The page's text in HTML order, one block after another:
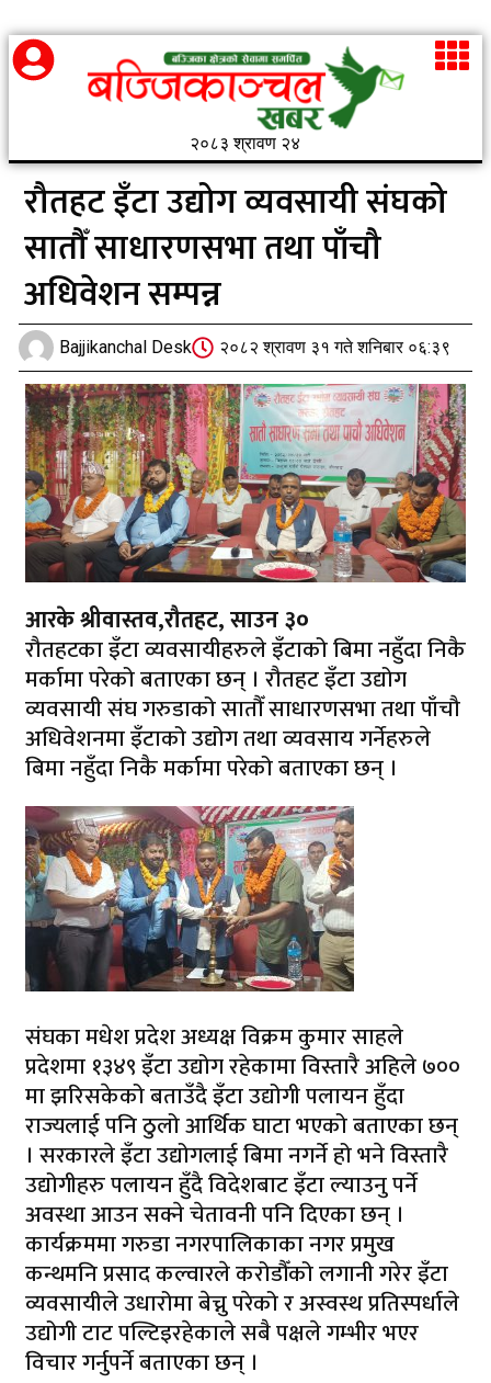
२०८३ श्रावण २४
रौतहट इँटा उद्योग व्यवसायी संघको
सातौँ साधारणसभा तथा पाँचौ
अधिवेशन सम्पन्न
Bajjikanchal Desk २०८२ श्रावण ३१ गते शनिबार ०६:३९
आरके श्रीवास्तव,रौतहट, साउन ३०
रौतहटका इँटा व्यवसायीहरुले इँटाको बिमा नहुँदा निकै
मर्कामा परेको बताएका छन् । रौतहट इँटा उद्योग
व्यवसायी संघ गरुडाको सातौँ साधारणसभा तथा पाँचौ
अधिवेशनमा इँटाको उद्योग तथा व्यवसाय गर्नेहरुले
बिमा नहुँदा निकै मर्कामा परेको बताएका छन् ।
संघका मधेश प्रदेश अध्यक्ष विक्रम कुमार साहले
प्रदेशमा १३४९ इँटा उद्योग रहेकामा विस्तारै अहिले ७००
मा झरिसकेको बताउँदै इँटा उद्योगी पलायन हुँदा
राज्यलाई पनि ठुलो आर्थिक घाटा भएको बताएका छन्
। सरकारले इँटा उद्योगलाई बिमा नगर्ने हो भने विस्तारै
उद्योगीहरु पलायन हुँदै विदेशबाट इँटा ल्याउनु पर्ने
अवस्था आउन सक्ने चेतावनी पनि दिएका छन् ।
कार्यक्रममा गरुडा नगरपालिकाका नगर प्रमुख
कन्थमनि प्रसाद कल्वारले करोडौँको लगानी गरेर इँटा
व्यवसायीले उधारोमा बेच्नु परेको र अस्वस्थ प्रतिस्पर्धाले
उद्योगी टाट पल्टिइरहेकाले सबै पक्षले गम्भीर भएर
विचार गर्नुपर्ने बताएका छन् ।